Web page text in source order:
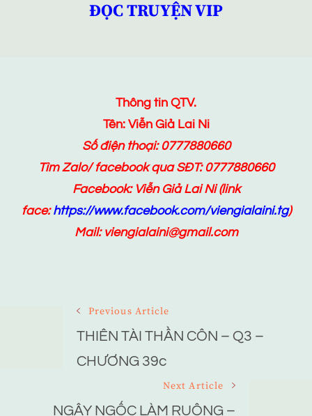
ĐỌC TRUYỆN VIP
Thông tin QTV.
Tên: Viễn Giả Lai Ni
Số điện thoại: 0777880660
Tìm Zalo/ facebook qua SĐT: 0777880660
Facebook: Viễn Giả Lai Ni(link
face:https://www.facebook.com/viengialaini.tg)
Mail: viengialaini@gmail.com
Navigation
Previous Article
THIÊN TÀI THẦN CÔN – Q3 –
CHƯƠNG 39c
Next Article
NGÂY NGỐC LÀM RUỘNG –